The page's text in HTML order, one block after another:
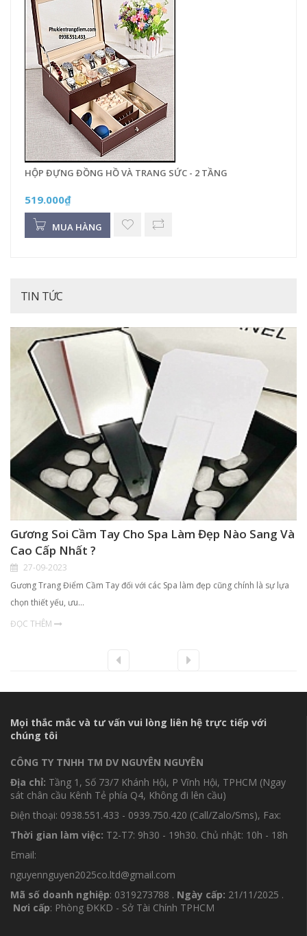
HỘP ĐỰNG ĐỒNG HỒ VÀ TRANG SỨC - 2 TẦNG
519.000₫
MUA HÀNG
TIN TỨC
Gương Soi Cầm Tay Cho Spa Làm Đẹp Nào Sang Và
Cao Cấp Nhất ?
27-09-2023
Gương Trang Điểm Cầm Tay đối với các Spa làm đẹp cũng chính là sự lựa
chọn thiết yếu, ưu…
ĐỌC THÊM
Mọi thắc mắc và tư vấn vui lòng liên hệ trực tiếp với
chúng tôi
CÔNG TY TNHH TM DV NGUYÊN NGUYÊN
Địa chỉ: Tầng 1, Số 73/7 Khánh Hội, P Vĩnh Hội, TPHCM (Ngay
sát chân cầu Kênh Tẻ phía Q4, Không đi lên cầu)
Điện thoại: 0938.551.433 - 0939.750.420 (Call/Zalo/Sms), Fax:
Thời gian làm việc: T2-T7: 9h30 - 19h30. Chủ nhật: 10h - 18h
Email:
nguyennguyen2025co.ltd@gmail.com
Mã số doanh nghiệp: 0319273788 . Ngày cấp: 21/11/2025 .
Nơi cấp: Phòng ĐKKD - Sở Tài Chính TPHCM